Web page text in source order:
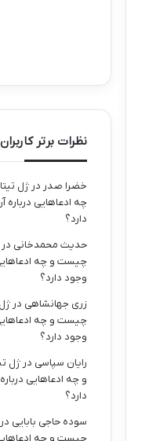
نظرات برتر کاربران
خضرا صدر در ژل
چه ادعاهایی درباره
دارد؟
حدیث محمدخانی در
چیست و چه
وجود دارد؟
زری جهانشاهی در
چیست و چه
وجود دارد؟
رایان سپاسی در ژل
و چه ادعاهایی
دارد؟
سوده حاجی بابایی در
چیست و چه